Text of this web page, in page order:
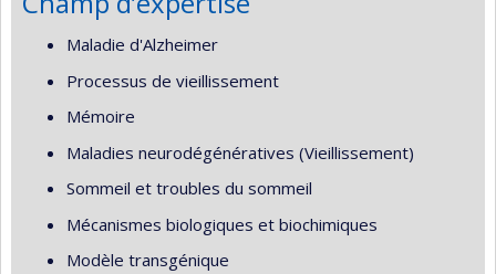
Maladie d'Alzheimer
Processus de vieillissement
Mémoire
Maladies neurodégénératives (Vieillissement)
Sommeil et troubles du sommeil
Mécanismes biologiques et biochimiques
Modèle transgénique